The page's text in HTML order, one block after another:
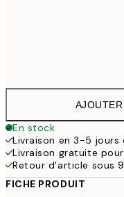
En stock
Livraison en 3-5 jours
Livraison gratuite
Retour d'article sous
FICHE PRODUIT